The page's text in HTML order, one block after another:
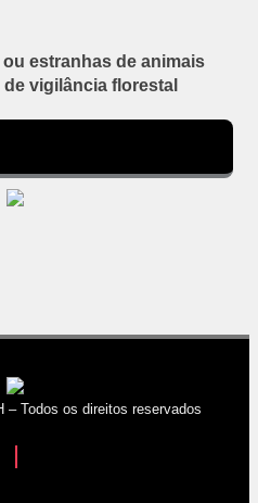
estranhas de animais
vigilância florestal
– Todos os direitos reservados